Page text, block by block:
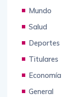
Mundo
Salud
Deportes
Titulares
Economía
General